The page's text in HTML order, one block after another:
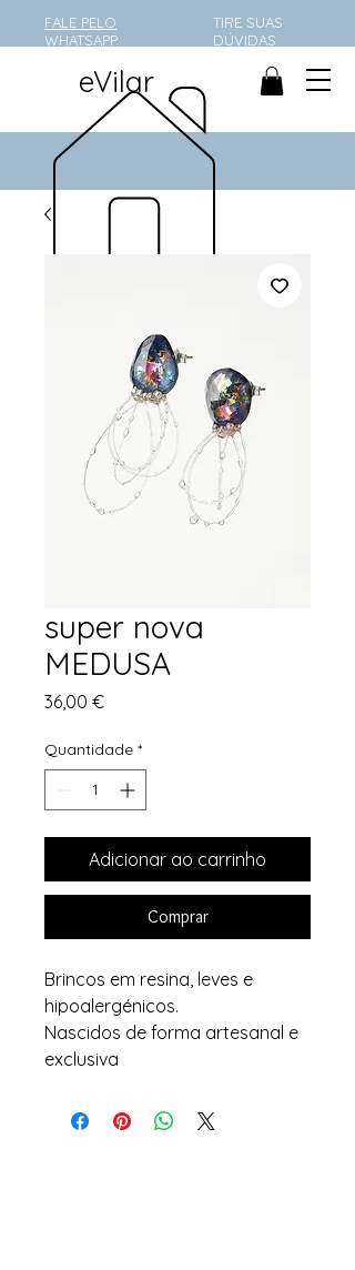
FALE PELO
WHATSAPP
TIRE SUAS
DÚVIDAS
eVilar
super nova
MEDUSA
36,00 €Preço
Quantidade *
Adicionar ao carrinho
Comprar
Brincos em resina, leves e
hipoalergénicos.
Nascidos de forma artesanal e
exclusiva